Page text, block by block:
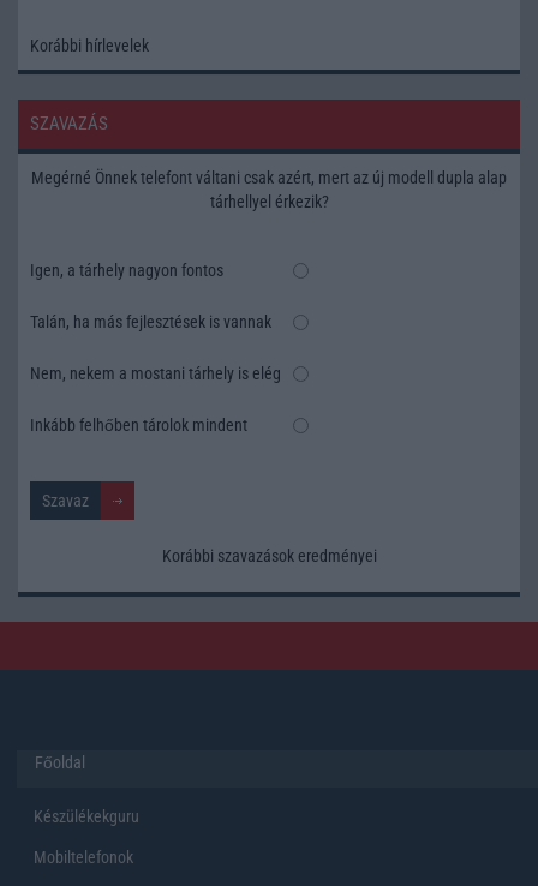
Korábbi hírlevelek
SZAVAZÁS
Megérné Önnek telefont váltani csak azért, mert az új modell dupla alap
tárhellyel érkezik?
Igen, a tárhely nagyon fontos
Talán, ha más fejlesztések is vannak
Nem, nekem a mostani tárhely is elég
Inkább felhőben tárolok mindent
Korábbi szavazások eredményei
Főoldal
Készülékekguru
Mobiltelefonok